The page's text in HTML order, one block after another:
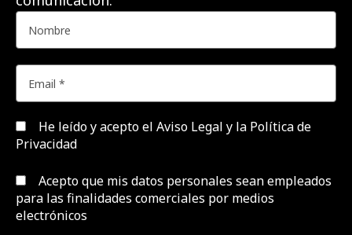
He leído y acepto el Aviso Legal y la Política de
Privacidad
Acepto que mis datos personales sean empleados
para las finalidades comerciales por medios
electrónicos